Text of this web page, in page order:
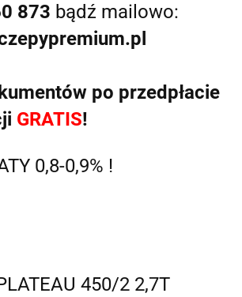
873 bądź mailowo:
po przedpłacie
GRATIS!
0,8-0,9% !
450/2 2,7T